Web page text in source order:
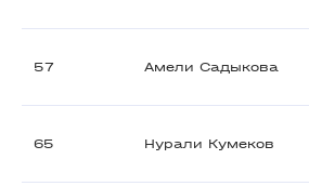
57 Амели Садыкова
65 Нурали Кумеков